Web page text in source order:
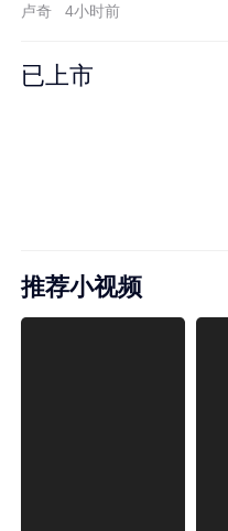
卢奇 4小时前
已上市
推荐小视频